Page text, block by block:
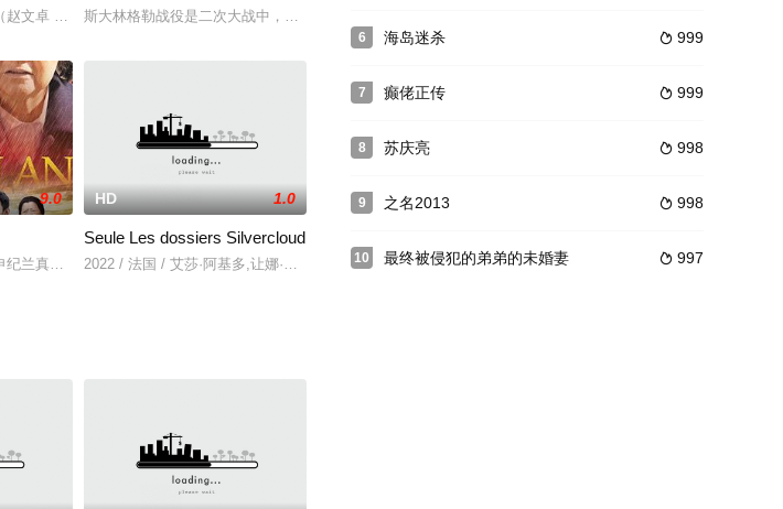
一例例被感染的病人相继死去。一批批的人被强硬隔离起来，恐惧与慌乱
闻素材时，无意间牵扯出一桩几十年前的校舍重复自杀的旧案，于蕾本身也陷入危险当中，在欧阳元和他的
赵文卓 饰）抛弃大好前程回到家乡，本想自此钻研武学，开宗立代，和妻子袁英（周迅 饰）还有儿子从此不再分离，尽享
斯大林格勒战役是二次大战中，德国遭到史无前例的惨败一役，也是欧洲战场的一个重大转折点。苏联红军
成学校作业——制作一副“大海”主题剪贴画，渴望得到一本《海洋
，影片鲜活地演绎了神眼在破案中的 传奇故事。第一部为《金面具》。
9.0
纪兰真人真 事改编的故事片，剧中的主人公申纪兰是 一至十一届全国人大代表、全国著名劳 模、长治市人大副主任、平
HD 1.0
Seule Les dossiers Silvercloud
2022 / 法国 / 艾莎·阿基多,让娜·巴利巴尔
6  999
海岛迷杀
7  999
癫佬正传
8  998
苏庆亮
9  998
之名2013
10  997
最终被侵犯的弟弟的未婚妻